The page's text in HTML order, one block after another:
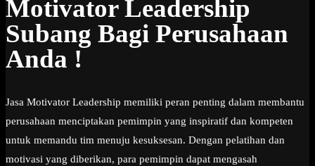
Motivator Leadership
Subang Bagi Perusahaan
Anda !
Jasa Motivator Leadership memiliki peran penting dalam membantu
perusahaan menciptakan pemimpin yang inspiratif dan kompeten
untuk memandu tim menuju kesuksesan. Dengan pelatihan dan
motivasi yang diberikan, para pemimpin dapat mengasah